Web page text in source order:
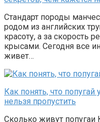
Стандарт породы
родом из английских
красоту, а за скорость
крысами. Сегодня все
живет…
Как понять, что
нельзя пропустить
Сколько живут попугаи